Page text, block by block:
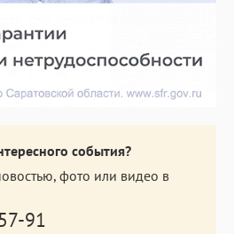
события?
фото или видео в
91